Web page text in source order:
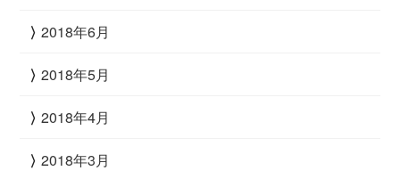
2018年6月
2018年5月
2018年4月
2018年3月